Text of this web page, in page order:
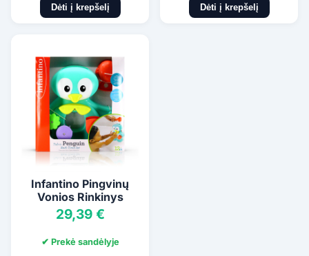
Dėti į krepšelį Dėti į krepšelį
Infantino Pingvinų
Vonios Rinkinys
29,39 €
✔ Prekė sandėlyje